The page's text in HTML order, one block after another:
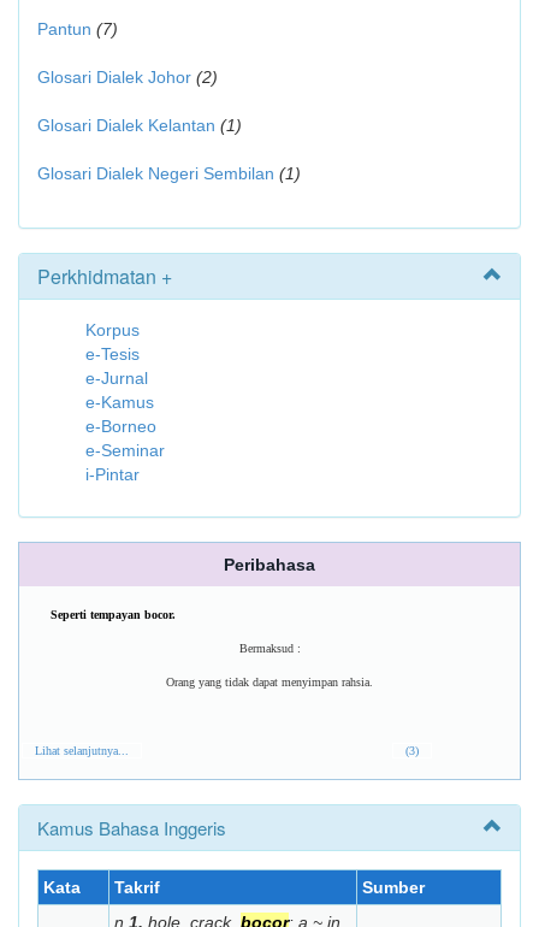
Pantun (7)
Glosari Dialek Johor (2)
Glosari Dialek Kelantan (1)
Glosari Dialek Negeri Sembilan (1)
Perkhidmatan +
Korpus
e-Tesis
e-Jurnal
e-Kamus
e-Borneo
e-Seminar
i-Pintar
Peribahasa
Seperti tempayan bocor.
Bermaksud :
Orang yang tidak dapat menyimpan rahsia.
Lihat selanjutnya... (3)
Kamus Bahasa Inggeris
Kata Takrif
Sumber
n 1. hole, crack, bocor: a ~ in